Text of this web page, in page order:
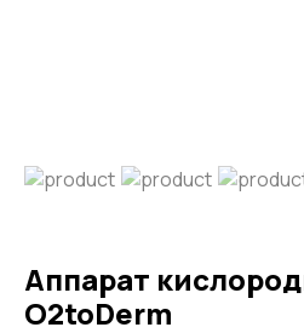
Аппарат
O2toDerm